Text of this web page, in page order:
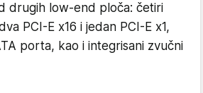
drugih low-end ploča: četiri
PCI-E x16 i jedan PCI-E x1,
porta, kao i integrisani zvučni